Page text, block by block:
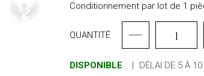
Conditionnement par lot de 1
QUANTITÉ
DISPONIBLE | DÉLAI DE 5 À